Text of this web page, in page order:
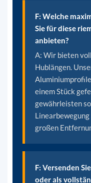
F: Welche
Sie für diese
anbieten?
A: Wir bieten
Hublängen.
einem Stück
gewährleisten
großen
F: Versenden
oder als